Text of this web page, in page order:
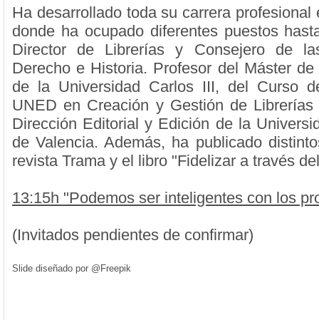
Ha desarrollado toda su carrera profesional
donde ha ocupado diferentes puestos
Director de Librerías y Consejero de
Derecho e Historia. Profesor del Máster
de la Universidad Carlos III, del Curso
UNED en Creación y Gestión de
Dirección Editorial y Edición de la
de Valencia. Además, ha publicado
revista Trama y el libro "Fidelizar a través
13:15h "Podemos ser inteligentes con los
(Invitados pendientes de confirmar)
Slide diseñado por @Freepik